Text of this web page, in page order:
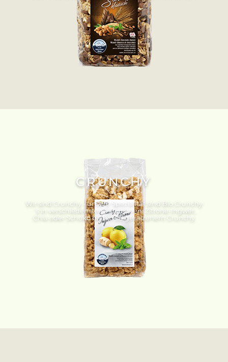
CRUNCHY
Wir sind Crunchy - unsere Spezialität sind Bio Crunchy
´s in verschiedensten Variationen. Zitrone-Ingwer,
Chia oder Schoko bis hin zu gesalzenem Crunchy